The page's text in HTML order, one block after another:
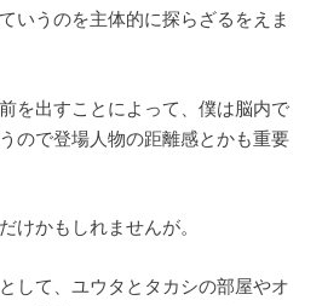
いうのを主体的に探らざるをえま
を出すことによって、僕は脳内で
ので登場人物の距離感とかも重要
けかもしれませんが。
して、ユウタとタカシの部屋やオ